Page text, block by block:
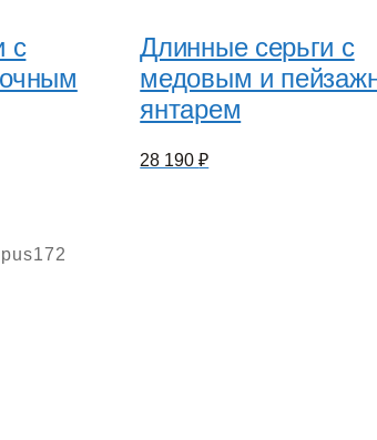
с
Длинные серьги с
медовым и
янтарем
28 190₽